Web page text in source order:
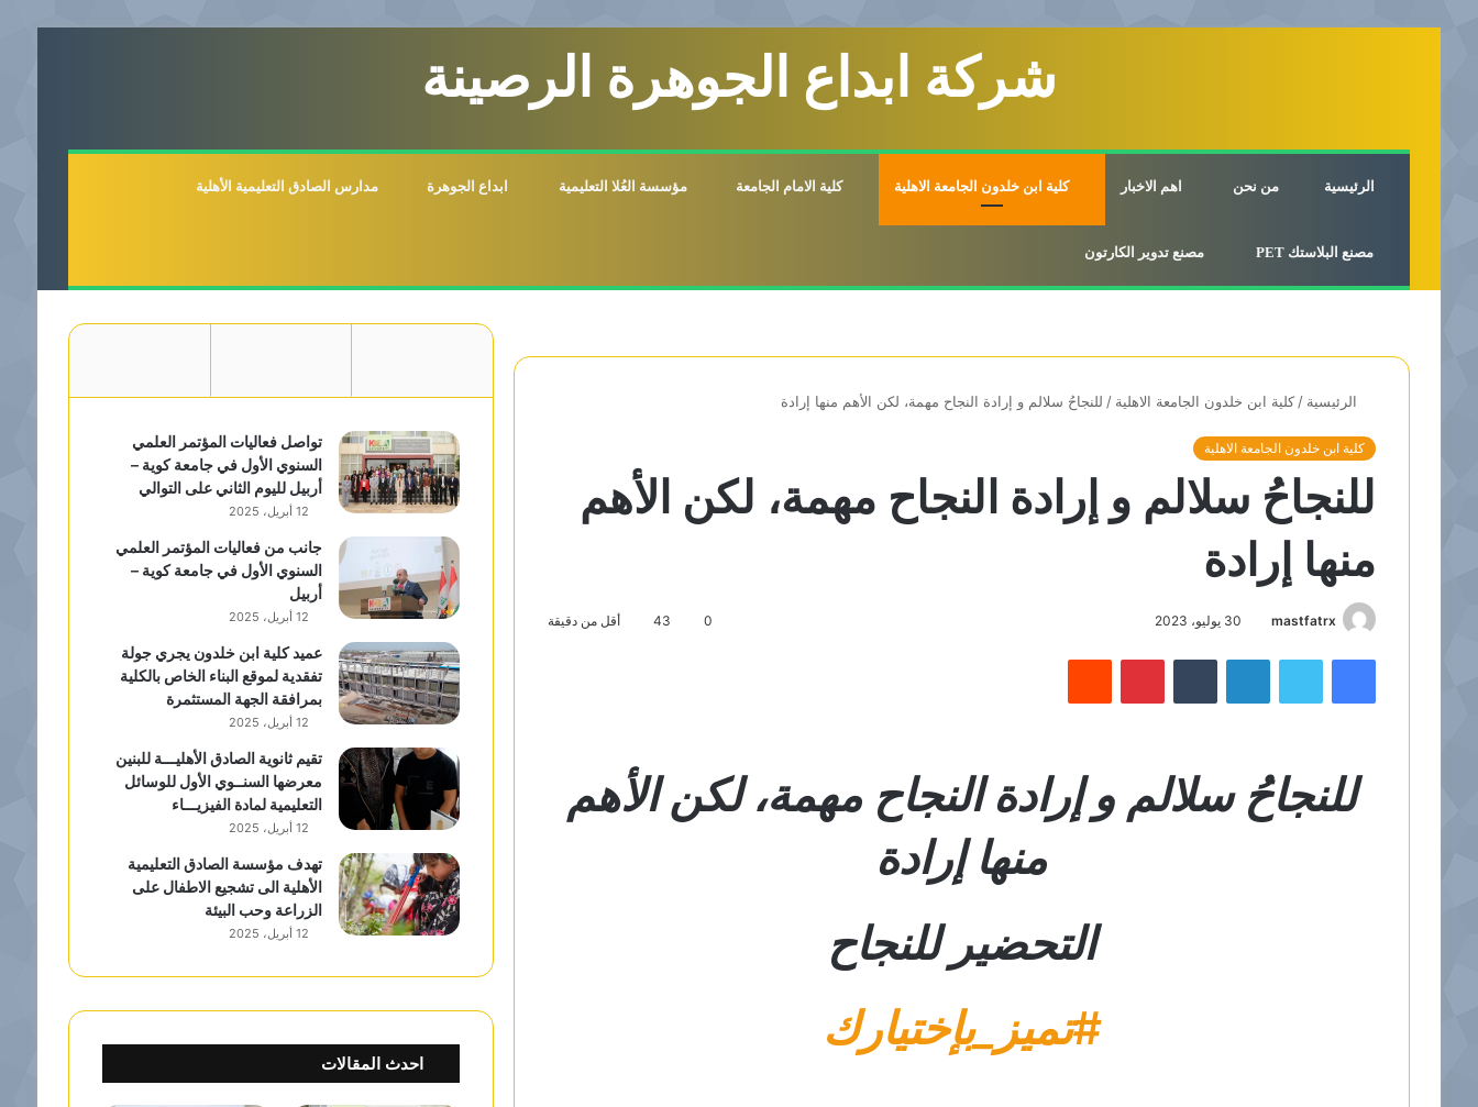
شركة ابداع الجوهرة الرصينة
الرئيسية من نحن اهم الاخبار كلية ابن خلدون الجامعة الاهلية كلية الامام الجامعة مؤسسة العُلا التعليمية ابداع الجوهرة مدارس الصادق التعليمية الأهلية
مصنع البلاستك PET مصنع تدوير الكارتون
الرئيسية / كلية ابن خلدون الجامعة الاهلية / للنجاحُ سلالم و إرادة النجاح مهمة، لكن الأهم منها إرادة
كلية ابن خلدون الجامعة الاهلية
للنجاحُ سلالم و إرادة النجاح مهمة، لكن الأهم
منها إرادة
mastfatrx 30 يوليو، 2023 0
43 أقل من دقيقة
فيسبوك تويتر لينكدإن ‏Tumblr بينتيريست ‏Reddit
للنجاحُ سلالم و إرادة النجاح مهمة، لكن الأهم
منها إرادة
التحضير للنجاح
#تميز_بإختيارك
تواصل فعاليات المؤتمر العلمي
السنوي الأول في جامعة كوية –
أربيل لليوم الثاني على التوالي
12 أبريل، 2025
جانب من فعاليات المؤتمر العلمي
السنوي الأول في جامعة كوية –
أربيل
12 أبريل، 2025
عميد كلية ابن خلدون يجري جولة
تفقدية لموقع البناء الخاص بالكلية
بمرافقة الجهة المستثمرة
12 أبريل، 2025
تقيم ثانوية الصادق الأهليـــة للبنين
معرضها السنــوي الأول للوسائل
التعليمية لمادة الفيزيـــاء
12 أبريل، 2025
تهدف مؤسسة الصادق التعليمية
الأهلية الى تشجيع الاطفال على
الزراعة وحب البيئة
12 أبريل، 2025
احدث المقالات